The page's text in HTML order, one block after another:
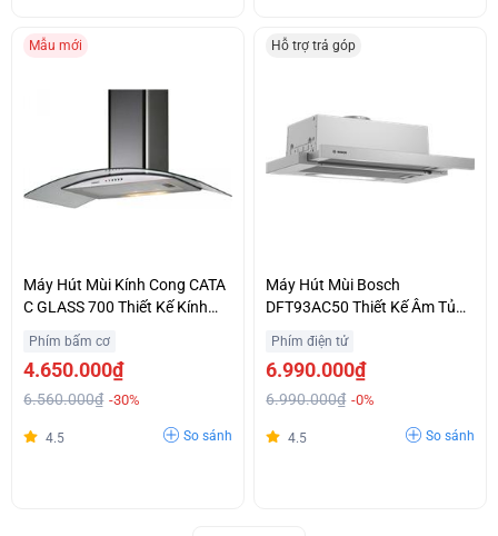
Mẫu mới
Máy Hút Mùi Kính Cong CATA
C GLASS 700 Thiết Kế Kính
Cường Lực Sang Trọng Giá
Hợp Lý
Phím bấm cơ
4.650.000₫
6.560.000₫ -30%
4.5 So sánh
Hỗ trợ trả góp
Máy Hút Mùi Bosch
DFT93AC50 Thiết Kế Âm Tủ
Ưu Đãi
Phím điện tử
6.990.000₫
6.990.000₫ -0%
4.5 So sánh